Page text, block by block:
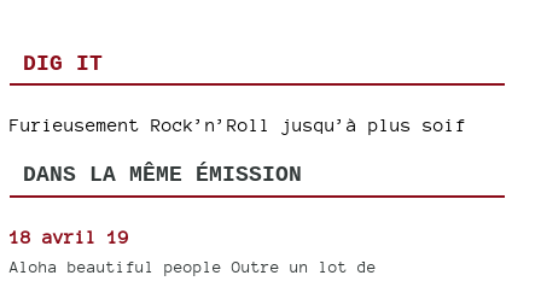
DIG IT
Furieusement Rock’n’Roll jusqu’à plus soif
DANS LA MÊME ÉMISSION
18 avril 19
Aloha beautiful people Outre un lot de